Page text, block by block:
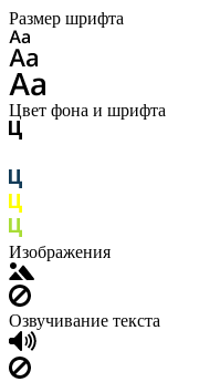
Размер шрифта
Цвет фона и шрифта
Изображения
Озвучивание текста